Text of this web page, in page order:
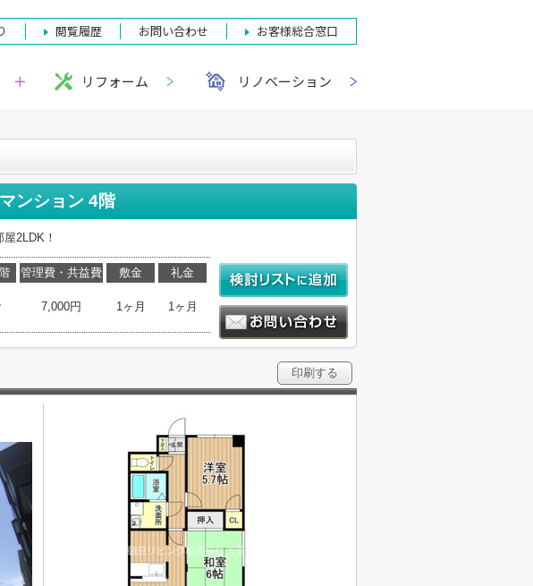
閲覧履歴 お問い合わせ お客様総合窓口
リフォーム リノベーション
ンション 4階
2LDK！
管理費・共益費
7,000円
敷金
1ヶ月
礼金
1ヶ月
印刷する